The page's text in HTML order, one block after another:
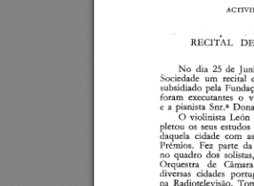
RECITÀL DE
No dia 25 de
Sociedade um recital
subsidiado pela
foram executantes o
e a pianista Snr.a Dona
O violinista León
pletou
OS seus estudos
daquela
cidade com as
Prémios.
Fez parte da
no quadro dos solistas,
Orquestra de Câmara
diversas
cidades
na Radiotelevisão.